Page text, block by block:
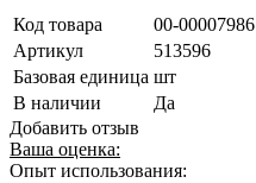
Код товара
00-00007986
Артикул
513596
Базовая единица шт
В наличии
Да
Добавить отзыв
Ваша оценка:
Опыт использования: